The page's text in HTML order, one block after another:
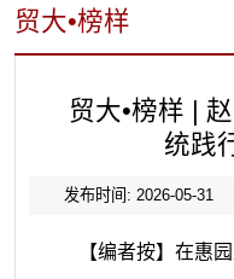
贸大•榜样
贸大•榜样 |
统践
发布时间: 2026-05-31
【编者按】在惠